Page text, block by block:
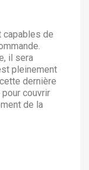
capables de
il sera
pleinement
dernière
couvrir
de la